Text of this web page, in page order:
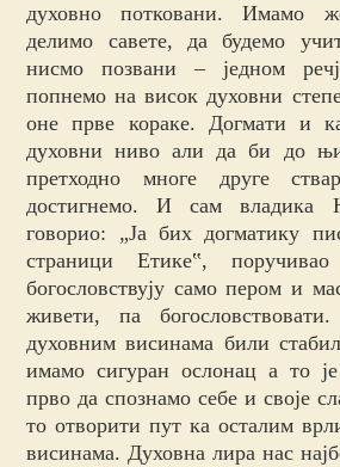
духовно потковани. Имамо
делимо савете, да будемо
нисмо позвани – једном
попнемо на висок духовни
оне прве кораке. Догмати и
духовни ниво али да би до
претходно многе друге
достигнемо. И сам владика
говорио: „Ја бих догматику
страници Етике‟,
богословствују само пером и
живети, па
духовним висинама били
имамо сигуран ослонац а то
прво да спознамо себе и своје
то отворити пут ка осталим
висинама. Духовна лира нас